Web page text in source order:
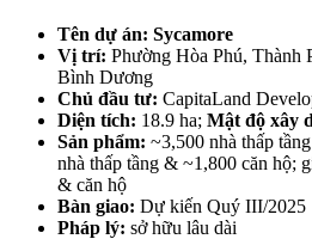
Tên dự án: Sycamore
Vị trí: Phường Hòa Phú, Thành
Bình Dương
Chủ đầu tư: CapitaLand
Diện tích: 18.9 ha; Mật độ xây
Sản phẩm: ~3,500 nhà thấp
nhà thấp tầng & ~1,800 căn hộ;
& căn hộ
Bàn giao: Dự kiến Quý III/2025
Pháp lý: sở hữu lâu dài